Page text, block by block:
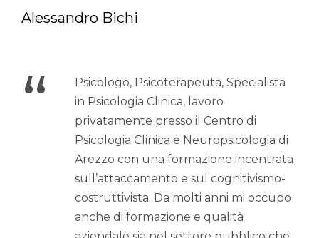
Alessandro Bichi
“
Psicologo, Psicoterapeuta, Specialista
in Psicologia Clinica, lavoro
privatamente presso il Centro di
Psicologia Clinica e Neuropsicologia di
Arezzo con una formazione incentrata
sull’attaccamento e sul cognitivismo-
costruttivista. Da molti anni mi occupo
anche di formazione e qualità